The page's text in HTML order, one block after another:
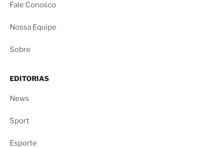
Fale Conosco
Nossa Equipe
Sobre
EDITORIAS
News
Sport
Esporte